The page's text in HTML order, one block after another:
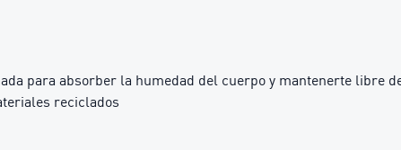
para absorber la humedad del cuerpo y mantenerte libre
reciclados